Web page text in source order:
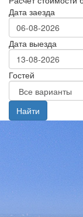
Дата заезда
Дата выезда
Гостей
Найти